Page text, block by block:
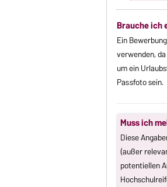
Brauche ich
Ein
verwenden,
um ein
Passfoto sein.
Muss ich
Diese
(außer
potentiellen